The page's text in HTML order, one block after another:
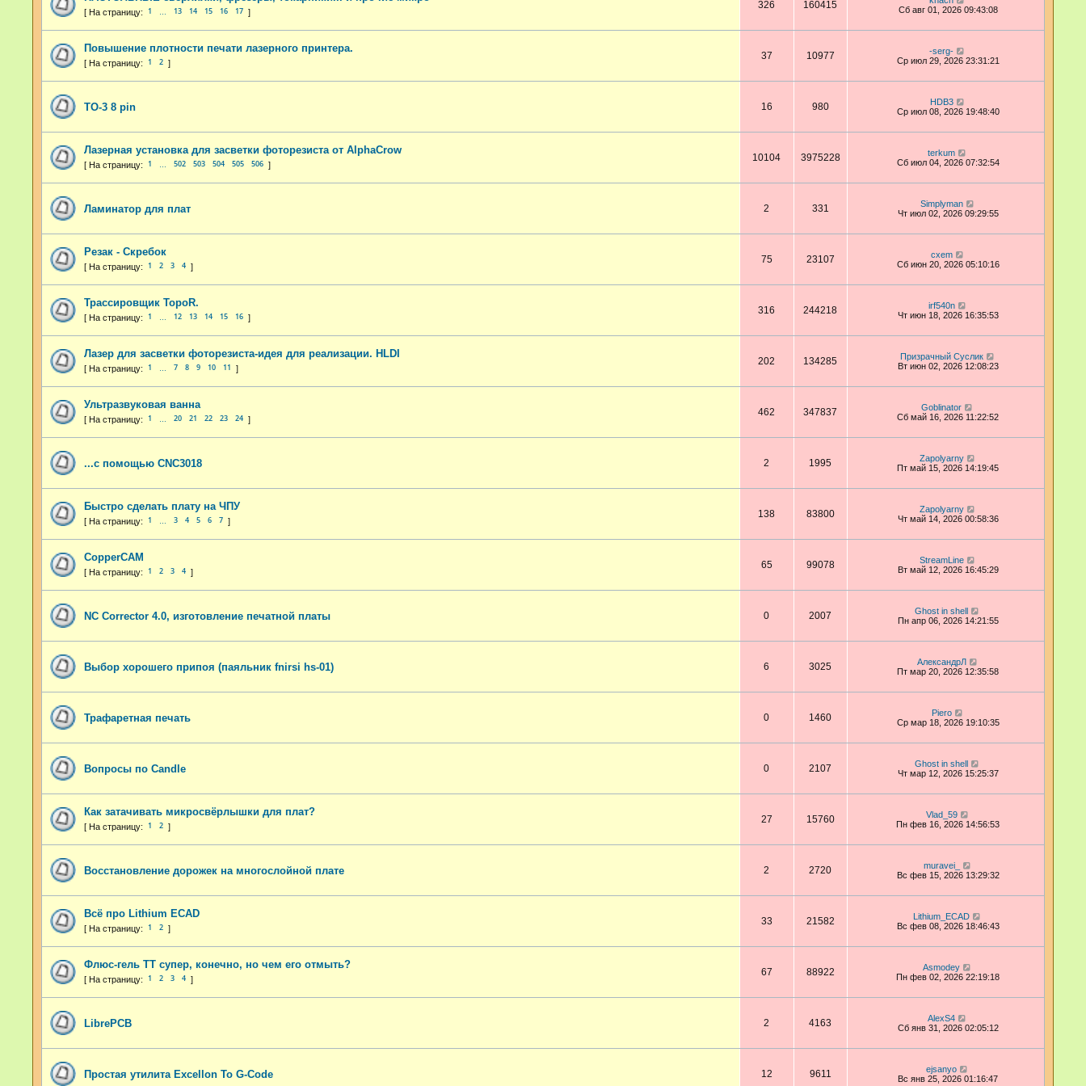
1 13 14 15 16 17
326 160415
Сб авг 01, 2026 09:43:08
Повышение плотности печати лазерного принтера.
1 2
37 10977
-serg-
Ср июл 29, 2026 23:31:21
TO-3 8 pin 16 980
HDB3
Ср июл 08, 2026 19:48:40
Лазерная установка для засветки фоторезиста от AlphaCrow
1 502 503 504 505 506
10104 3975228
terkum
Сб июл 04, 2026 07:32:54
Ламинатор для плат 2 331
Simplyman
Чт июл 02, 2026 09:29:55
Резак - Скребок
1 2 3 4
75 23107
cxem
Сб июн 20, 2026 05:10:16
Трассировщик TopoR.
1 12 13 14 15 16
316 244218
irf540n
Чт июн 18, 2026 16:35:53
Лазер для засветки фоторезиста-идея для реализации. HLDI
1 7 8 9 10 11
202 134285
Призрачный Суслик
Вт июн 02, 2026 12:08:23
Ультразвуковая ванна
1 20 21 22 23 24
462 347837
Goblinator
Сб май 16, 2026 11:22:52
...с помощью CNC3018 2 1995
Zapolyarny
Пт май 15, 2026 14:19:45
Быстро сделать плату на ЧПУ
1 3 4 5 6 7
138 83800
Zapolyarny
Чт май 14, 2026 00:58:36
CopperCAM
1 2 3 4
65 99078
StreamLine
Вт май 12, 2026 16:45:29
NC Corrector 4.0, изготовление печатной платы 0 2007
Ghost in shell
Пн апр 06, 2026 14:21:55
Выбор хорошего припоя (паяльник fnirsi hs-01) 6 3025
АлександрЛ
Пт мар 20, 2026 12:35:58
Трафаретная печать 0 1460
Piero
Ср мар 18, 2026 19:10:35
Вопросы по Candle 0 2107
Ghost in shell
Чт мар 12, 2026 15:25:37
Как затачивать микросвёрлышки для плат?
1 2
27 15760
Vlad_59
Пн фев 16, 2026 14:56:53
Восстановление дорожек на многослойной плате 2 2720
muravei_
Вс фев 15, 2026 13:29:32
Всё про Lithium ECAD
1 2
33 21582
Lithium_ECAD
Вс фев 08, 2026 18:46:43
Флюс-гель ТТ супер, конечно, но чем его отмыть?
1 2 3 4
67 88922
Asmodey
Пн фев 02, 2026 22:19:18
LibrePCB 2 4163
AlexS4
Сб янв 31, 2026 02:05:12
Простая утилита Excellon To G-Code 12 9611
ejsanyo
Вс янв 25, 2026 01:16:47